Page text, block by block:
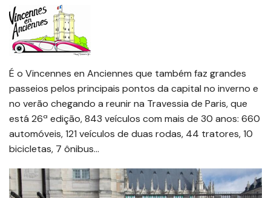
É o Vincennes en Anciennes que também faz grandes
passeios pelos principais pontos da capital no inverno e
no verão chegando a reunir na Travessia de Paris, que
está 26ª edição, 843 veículos com mais de 30 anos: 660
automóveis, 121 veículos de duas rodas, 44 tratores, 10
bicicletas, 7 ônibus…